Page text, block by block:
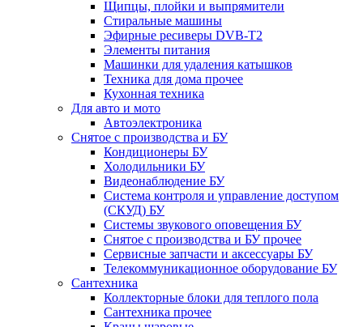
Щипцы, плойки и выпрямители
Стиральные машины
Эфирные ресиверы DVB-T2
Элементы питания
Машинки для удаления катышков
Техника для дома прочее
Кухонная техника
Для авто и мото
Автоэлектроника
Снятое с производства и БУ
Кондиционеры БУ
Холодильники БУ
Видеонаблюдение БУ
Система контроля и управление доступом
(СКУД) БУ
Системы звукового оповещения БУ
Снятое с производства и БУ прочее
Сервисные запчасти и аксессуары БУ
Телекоммуникационное оборудование БУ
Сантехника
Коллекторные блоки для теплого пола
Сантехника прочее